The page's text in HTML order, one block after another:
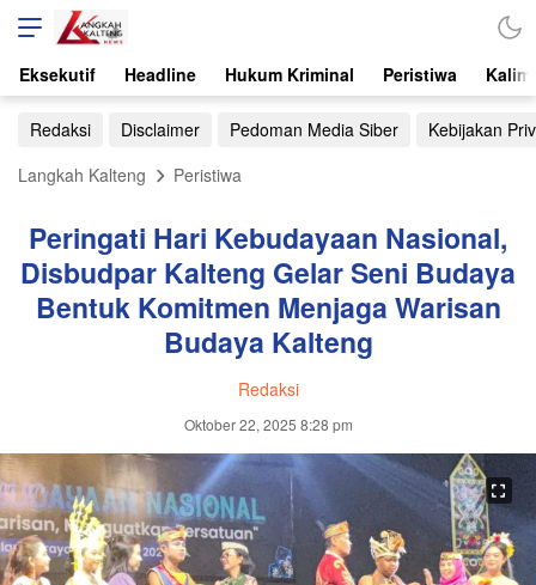
Eksekutif Headline Hukum Kriminal Peristiwa
Redaksi Disclaimer Pedoman Media Siber
Kebijakan
Langkah Kalteng
Peristiwa
Peringati Hari Kebudayaan Nasional,
Disbudpar Kalteng Gelar Seni Budaya
Bentuk Komitmen Menjaga Warisan
Budaya Kalteng
Redaksi
Oktober 22, 2025 8:28 pm